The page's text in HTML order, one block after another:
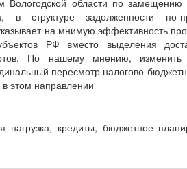
Вологодской области по замещению
в структуре задолженности по-
на мнимую эффективность
РФ вместо выделения
По нашему мнению, изменить
пересмотр налогово-
этом направлении
кредиты, бюджетное